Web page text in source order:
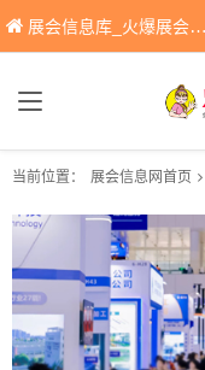
展会信息库_火爆展会网免费展会信息查询平台，提供专业会展服务！
当前位置： 展会信息网首页